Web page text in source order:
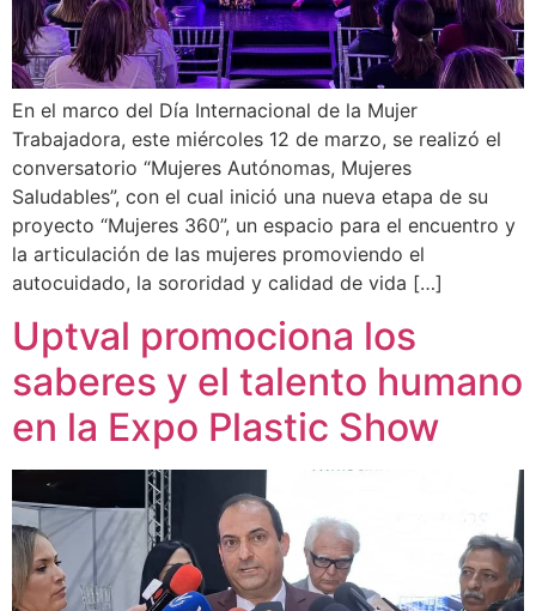
En el marco del Día Internacional de la Mujer
Trabajadora, este miércoles 12 de marzo, se realizó el
conversatorio “Mujeres Autónomas, Mujeres
Saludables”, con el cual inició una nueva etapa de su
proyecto “Mujeres 360”, un espacio para el encuentro y
la articulación de las mujeres promoviendo el
autocuidado, la sororidad y calidad de vida […]
Uptval promociona los
saberes y el talento humano
en la Expo Plastic Show